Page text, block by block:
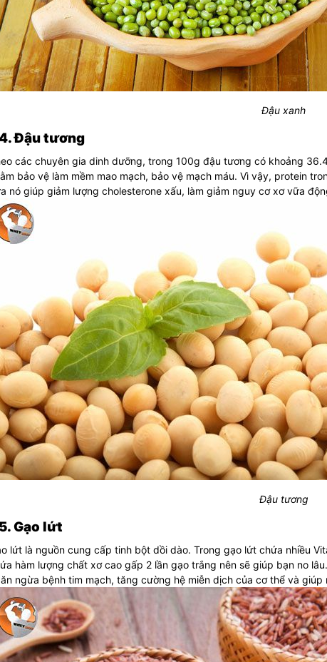
Đậu xanh
Đậu tương
các chuyên gia dinh dưỡng, trong 100g đậu tương có khoảng
bảo vệ làm mềm mao mạch, bảo vệ mạch máu. Vì vậy, protein
nó giúp giảm lượng cholesterone xấu, làm giảm nguy cơ xơ vữa
Đậu tương
Gạo lứt
lứt là nguồn cung cấp tinh bột dồi dào. Trong gạo lứt chứa nhiều
hàm lượng chất xơ cao gấp 2 lần gạo trắng nên sẽ giúp bạn no
ngừa bệnh tim mạch, tăng cường hệ miễn dịch của cơ thể và